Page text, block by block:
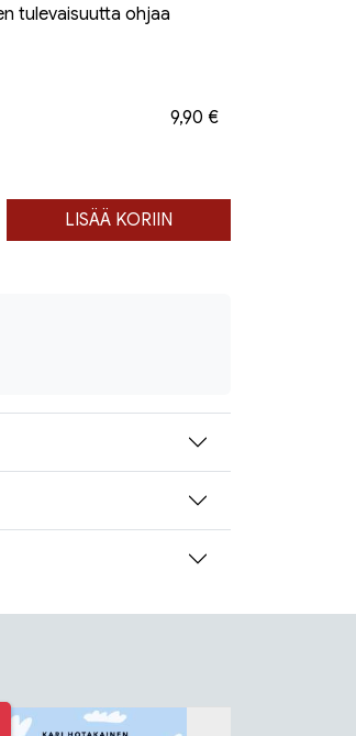
tulevaisuutta ohjaa
9,90 €
LISÄÄ KORIIN